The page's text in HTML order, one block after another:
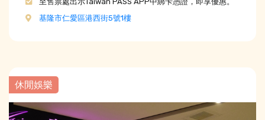
基隆市仁愛區港西街5號1樓
休閒娛樂